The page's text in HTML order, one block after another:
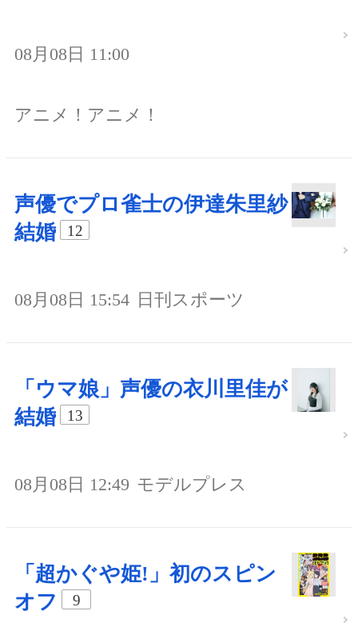
08月08日 11:00
アニメ！アニメ！
声優でプロ雀士の伊達朱里紗
結婚
12
08月08日 15:54 日刊スポーツ
「ウマ娘」声優の衣川里佳が
結婚
13
08月08日 12:49 モデルプレス
「超かぐや姫!」初のスピン
オフ
9